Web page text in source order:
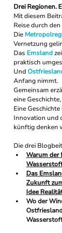
Drei Regionen.
Mit diesem
Reise durch
Die
Vernetzung
Das Emsland
praktisch
Und
Anfang nimmt.
Gemeinsam
eine
Eine
Innovation und
künftig denken
Die drei
Warum der
Das
Zukunft
Idee
Wo der